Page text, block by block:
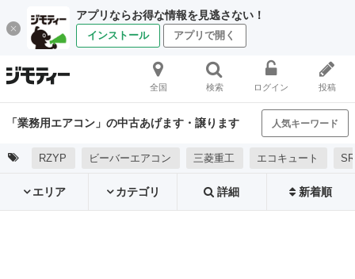
アプリならお得な情報を見逃さない！
インストール アプリで開く
全国 検索 ログイン 投稿
「業務用エアコン」の中古あげます・譲ります 人気キーワード
RZYP ビーバーエアコン 三菱重工 エコキュート
エリア カテゴリ 詳細 新着順